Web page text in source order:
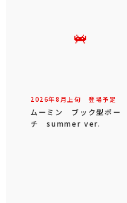
2026年8 月 上旬 登場予定
ムーミン ブック型ポー
チ summer ver.